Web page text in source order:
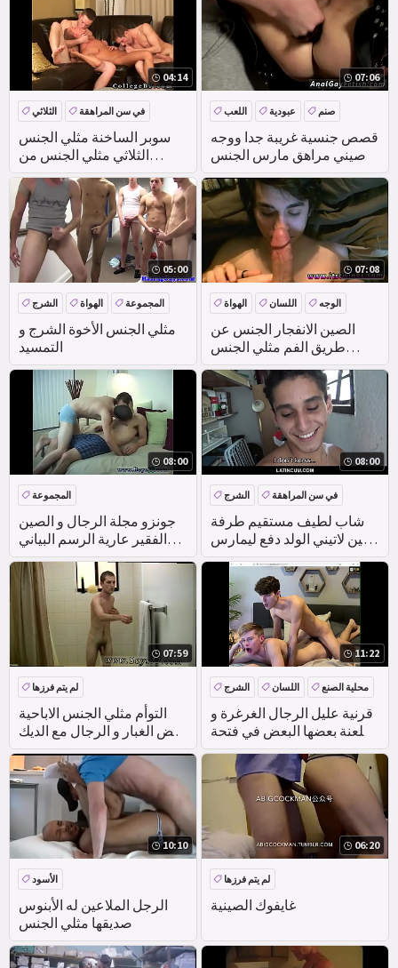
04:14
سوبر الساخنة مثلي الجنس
الثلاثي مثلي الجنس من
الرجال
الثلاثي في سن المراهقة
07:06
قصص جنسية غريبة جدا ووجه
صيني مراهق مارس الجنس
مع حلوى
اللعب عبودية صنم
05:00
مثلي الجنس الأخوة الشرج و
التمسيد
الشرج الهواة
المجموعة
الواقع
07:08
الصين الانفجار الجنس عن
طريق الفم مثلي الجنس
الإباحية الرجل الذكور
الاستمناء الأجهزة فيدس
الهواة اللسان الوجه
08:00
جونزو مجلة الرجال و الصين
الفقير عارية الرسم البياني
متجرد أنها ضربت
المجموعة
08:00
شاب لطيف مستقيم طرفة
عين لاتيني الولد دفع ليمارس
الجنس مع رئيسه مثلي الجنس
على موقع بوف
الشرج
في سن المراهقة
في الهواء الطلق
اللسان
07:59
التوأم مثلي الجنس الاباحية
نفض الغبار و الرجال مع الديك
و كيس الصفن وجود حبهم
مرة واحدة
لم يتم فرزها
11:22
قرنية عليل الرجال الغرغرة و
اللعنة بعضها البعض في فتحة
الشرج, لطيفة مثلي الجنس
الجنس بالنسبة لك!
الشرج اللسان
محلية الصنع
الحمار كبيرة
10:10
الرجل الملاعين له الأبنوس
صديقها مثلي الجنس
الأسود
06:20
غايفوك الصينية
لم يتم فرزها